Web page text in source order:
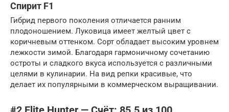
Спирит F1
Гибрид первого поколения отличается ранним
плодоношением. Луковица имеет желтый цвет с
коричневым оттенком. Сорт обладает высоким уровнем
лежкости зимой. Благодаря гармоничному сочетанию
остроты и сладкого вкуса используется с различными
целями в кулинарии. На вид репки красивые, что
делает их популярными в коммерческом выращивании.